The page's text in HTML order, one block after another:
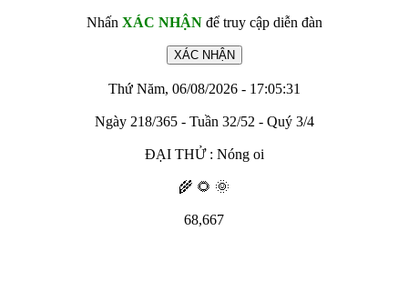
Nhấn XÁC NHẬNđể truy cập diễn đàn
Thứ Năm, 06/08/2026 - 17:05:31
Ngày 218/365 - Tuần 32/52 - Quý 3/4
ĐẠI THỬ : Nóng oi
🌾 🌻 🌞
68,667